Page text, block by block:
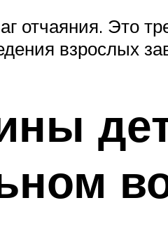
отчаяния. Это
взрослых